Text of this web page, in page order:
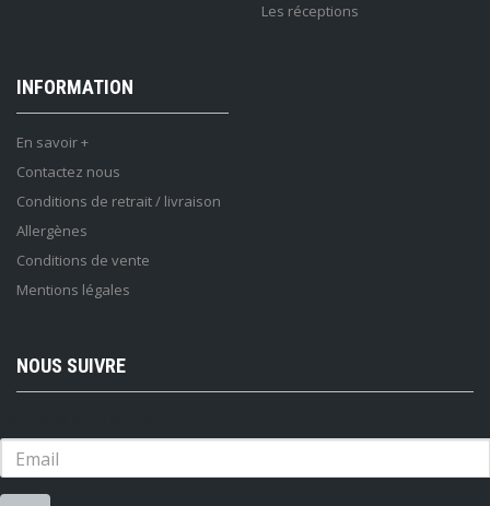
Les réceptions
INFORMATION
En savoir +
Contactez nous
Conditions de retrait / livraison
Allergènes
Conditions de vente
Mentions légales
NOUS SUIVRE